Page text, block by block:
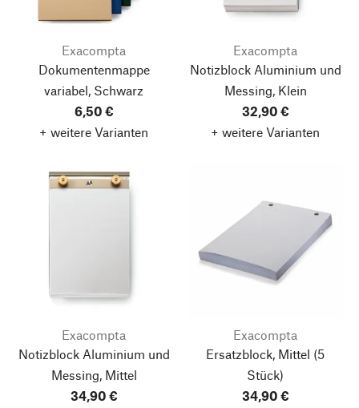
Exacompta
Dokumentenmappe
variabel, Schwarz
6,50 €
+ weitere Varianten
Exacompta
Notizblock Aluminium und
Messing, Klein
32,90 €
+ weitere Varianten
Exacompta
Notizblock Aluminium und
Messing, Mittel
34,90 €
Exacompta
Ersatzblock, Mittel (5
Stück)
34,90 €